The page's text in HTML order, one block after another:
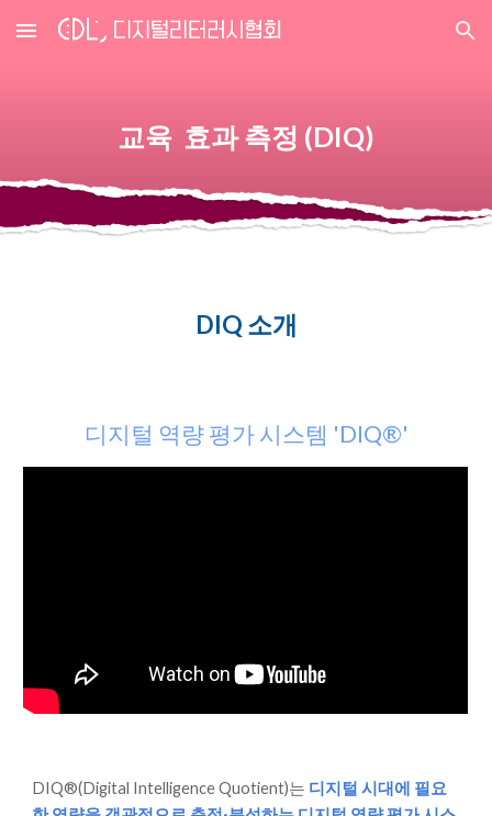
Skip to main content Skip to navigation
교육 효과 측정 (DIQ)
DIQ 소개
디지털 역량 평가 시스템 'DIQ®'
DIQ®(Digital Intelligence Quotient)는 디지털 시대에 필요